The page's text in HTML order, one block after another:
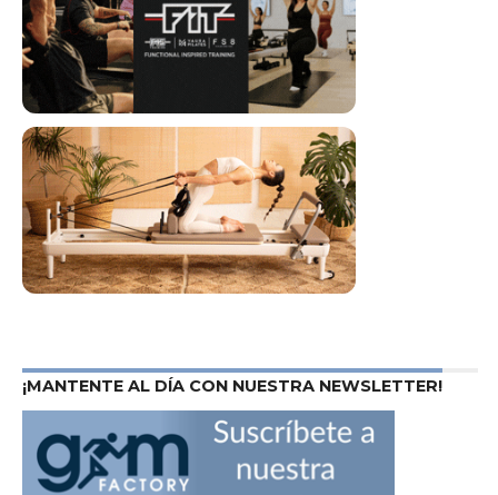
¡MANTENTE AL DÍA CON NUESTRA NEWSLETTER!